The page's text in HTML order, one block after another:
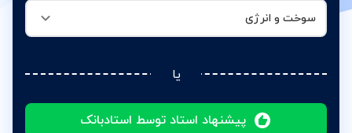
سوخت و انرژی
یا
پیشنهاد استاد توسط استادبانک